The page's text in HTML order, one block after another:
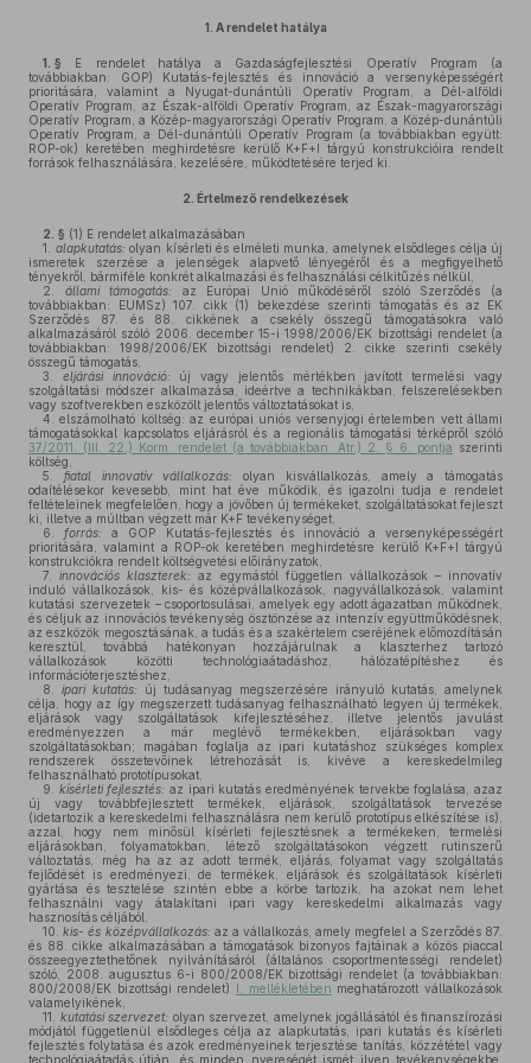
1. A rendelet hatálya
1. § E rendelet hatálya a Gazdaságfejlesztési Operatív Program (a
továbbiakban: GOP) Kutatás-fejlesztés és innováció a versenyképességért
prioritására, valamint a Nyugat-dunántúli Operatív Program, a Dél-alföldi
Operatív Program, az Észak-alföldi Operatív Program, az Észak-magyarországi
Operatív Program, a Közép-magyarországi Operatív Program, a Közép-dunántúli
Operatív Program, a Dél-dunántúli Operatív Program (a továbbiakban együtt:
ROP-ok) keretében meghirdetésre kerülő K+F+I tárgyú konstrukcióira rendelt
források felhasználására, kezelésére, működtetésére terjed ki.
2. Értelmező rendelkezések
2. § (1) E rendelet alkalmazásában
1.
alapkutatás: olyan kísérleti és elméleti munka, amelynek elsődleges célja új
ismeretek szerzése a jelenségek alapvető lényegéről és a megfigyelhető
tényekről, bármiféle konkrét alkalmazási és felhasználási célkitűzés nélkül,
2.
állami támogatás: az Európai Unió működéséről szóló Szerződés (a
továbbiakban: EUMSz) 107. cikk (1) bekezdése szerinti támogatás és az EK
Szerződés 87. és 88. cikkének a csekély összegű támogatásokra való
alkalmazásáról szóló 2006. december 15-i 1998/2006/EK bizottsági rendelet (a
továbbiakban: 1998/2006/EK bizottsági rendelet) 2. cikke szerinti csekély
összegű támogatás,
3.
eljárási innováció: új vagy jelentős mértékben javított termelési vagy
szolgáltatási módszer alkalmazása, ideértve a technikákban, felszerelésekben
vagy szoftverekben eszközölt jelentős változtatásokat is,
4.
elszámolható költség: az európai uniós versenyjogi értelemben vett állami
támogatásokkal kapcsolatos eljárásról és a regionális támogatási térképről szóló
37/2011. (III. 22.) Korm. rendelet (a továbbiakban: Atr.) 2. § 6. pontja szerinti
költség,
5.
fiatal innovatív vállalkozás:
olyan kisvállalkozás, amely a támogatás
odaítélésekor kevesebb, mint hat éve működik, és igazolni tudja e rendelet
feltételeinek megfelelően, hogy a jövőben új termékeket, szolgáltatásokat fejleszt
ki, illetve a múltban végzett már K+F tevékenységet,
6.
forrás: a GOP Kutatás-fejlesztés és innováció a versenyképességért
prioritására, valamint a ROP-ok keretében meghirdetésre kerülő K+F+I tárgyú
konstrukciókra rendelt költségvetési előirányzatok,
7.
innovációs klaszterek: az egymástól független vállalkozások – innovatív
induló vállalkozások, kis- és középvállalkozások, nagyvállalkozások, valamint
kutatási szervezetek – csoportosulásai, amelyek egy adott ágazatban működnek,
és céljuk az innovációs tevékenység ösztönzése az intenzív együttműködésnek,
az eszközök megosztásának, a tudás és a szakértelem cseréjének előmozdításán
keresztül, továbbá hatékonyan hozzájárulnak a klaszterhez tartozó
vállalkozások közötti technológiaátadáshoz, hálózatépítéshez és
információterjesztéshez,
8.
ipari kutatás: új tudásanyag megszerzésére irányuló kutatás, amelynek
célja, hogy az így megszerzett tudásanyag felhasználható legyen új termékek,
eljárások vagy szolgáltatások kifejlesztéséhez, illetve jelentős javulást
eredményezzen a már meglévő termékekben, eljárásokban vagy
szolgáltatásokban; magában foglalja az ipari kutatáshoz szükséges komplex
rendszerek összetevőinek létrehozását is, kivéve a kereskedelmileg
felhasználható prototípusokat,
9.
kísérleti fejlesztés:az ipari kutatás eredményének tervekbe foglalása, azaz
új vagy továbbfejlesztett termékek, eljárások, szolgáltatások tervezése
(idetartozik a kereskedelmi felhasználásra nem kerülő prototípus elkészítése is),
azzal, hogy nem minősül kísérleti fejlesztésnek a termékeken, termelési
eljárásokban, folyamatokban, létező szolgáltatásokon végzett rutinszerű
változtatás, még ha az az adott termék, eljárás, folyamat vagy szolgáltatás
fejlődését is eredményezi, de termékek, eljárások és szolgáltatások kísérleti
gyártása és tesztelése szintén ebbe a körbe tartozik, ha azokat nem lehet
felhasználni vagy átalakítani ipari vagy kereskedelmi alkalmazás vagy
hasznosítás céljából,
10. kis- és középvállalkozás: az a vállalkozás, amely megfelel a Szerződés 87.
és 88. cikke alkalmazásában a támogatások bizonyos fajtáinak a közös piaccal
összeegyeztethetőnek nyilvánításáról (általános csoportmentességi rendelet)
szóló, 2008. augusztus 6-i 800/2008/EK bizottsági rendelet (a továbbiakban:
800/2008/EK bizottsági rendelet) I. mellékletében meghatározott vállalkozások
valamelyikének,
11.
kutatási szervezet: olyan szervezet, amelynek jogállásától és finanszírozási
módjától függetlenül elsődleges célja az alapkutatás, ipari kutatás és kísérleti
fejlesztés folytatása és azok eredményeinek terjesztése tanítás, közzététel vagy
technológiaátadás útján, és minden nyereségét ismét ilyen tevékenységekbe,